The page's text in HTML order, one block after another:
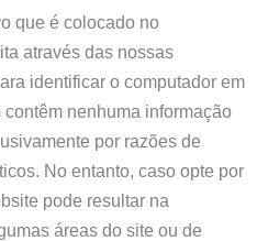
que é colocado no
através das nossas
identificar o computador em
nenhuma informação
por razões de
No entanto, caso opte por
pode resultar na
áreas do site ou de